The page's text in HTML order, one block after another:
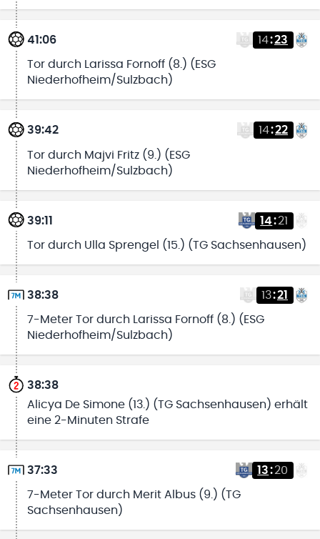
41:06 14:23
Tor durch Larissa Fornoff (8.) (ESG
Niederhofheim/Sulzbach)
39:42 14:22
Tor durch Majvi Fritz (9.) (ESG
Niederhofheim/Sulzbach)
39:11 14:21
Tor durch Ulla Sprengel (15.) (TG Sachsenhausen)
38:38 13:21
7-Meter Tor durch Larissa Fornoff (8.) (ESG
Niederhofheim/Sulzbach)
38:38
Alicya De Simone (13.) (TG Sachsenhausen) erhält
eine 2-Minuten Strafe
37:33 13:20
7-Meter Tor durch Merit Albus (9.) (TG
Sachsenhausen)